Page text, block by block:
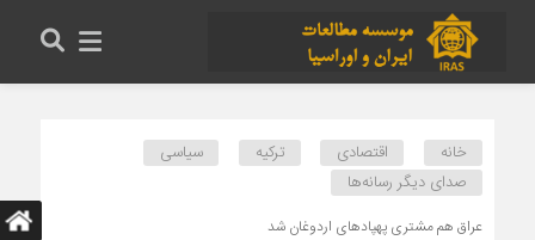
خانه اقتصادی ترکیه
سیاسی
صدای دیگر رسانه‌ها
عراق هم مشتری پهپادهای اردوغان شد